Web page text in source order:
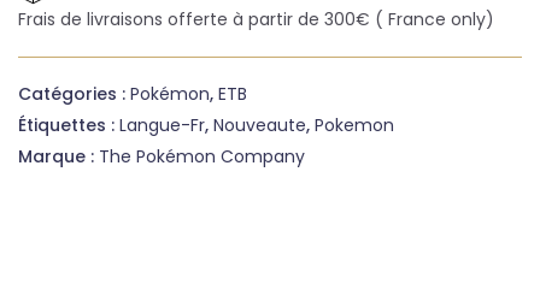
Frais de livraisons offerte à partir de 300€ ( France only)
Catégories : Pokémon, ETB
Étiquettes : Langue-Fr, Nouveaute, Pokemon
Marque : The Pokémon Company